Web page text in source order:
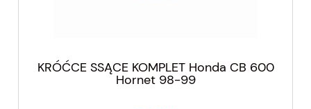
KRÓĆCE SSĄCE KOMPLET Honda CB 600
Hornet 98-99